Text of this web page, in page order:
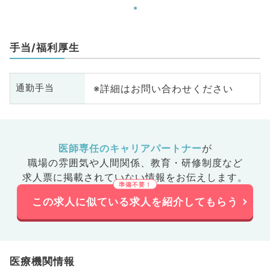
手当/福利厚生
通勤手当 ※詳細はお問い合わせください
医師専任のキャリアパートナーが
職場の雰囲気や人間関係、 教育・研修制度など
求人票に掲載されていない情報をお伝えします。
この求人に似ている求人を紹介してもらう
医療機関情報